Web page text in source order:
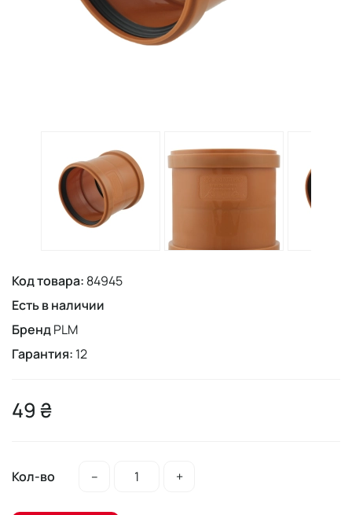
Код товара: 84945
Есть в наличии
БрендPLM
Гарантия: 12
49 ₴
Кол-во – +